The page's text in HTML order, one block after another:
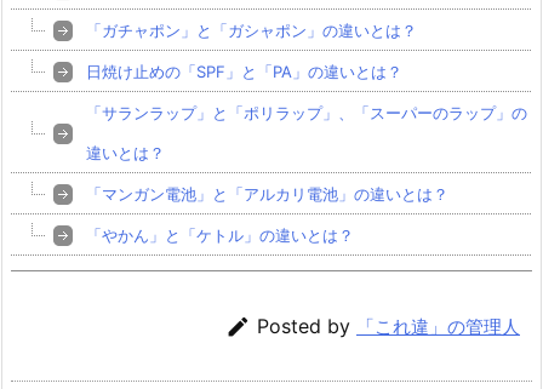
「ガチャポン」と「ガシャポン」の違いとは？
日焼け止めの「SPF」と「PA」の違いとは？
「サランラップ」と「ポリラップ」、「スーパーのラップ」の
違いとは？
「マンガン電池」と「アルカリ電池」の違いとは？
「やかん」と「ケトル」の違いとは？
 Posted by 「これ違」の管理人